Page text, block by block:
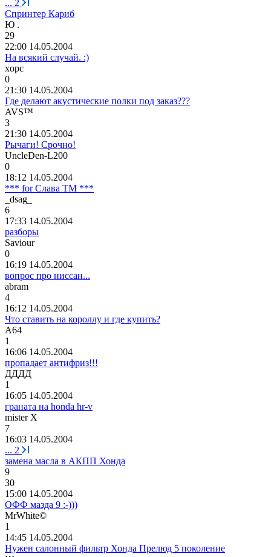
... 2
Спринтер Кариб
Ю .
29
22:00 14.05.2004
На всякий случай. :)
xopc
0
21:30 14.05.2004
Где делают акустические полки под заказ???
AVS™
3
21:30 14.05.2004
Рычаги! Срочно!
UncleDen-L200
0
18:12 14.05.2004
*** for Слава ТМ ***
_dsag_
6
17:33 14.05.2004
разборы
Saviour
0
16:19 14.05.2004
вопрос про ниссан...
abram
4
16:12 14.05.2004
Что ставить на короллу и где купить?
А64
1
16:06 14.05.2004
пропадает антифриз!!!
ДДДД
1
16:05 14.05.2004
граната на honda hr-v
mister X
7
16:03 14.05.2004
... 2
замена масла в АКПП Хонда
9
30
15:00 14.05.2004
ОФФ мазда 9 :-)))
MrWhite©
1
14:45 14.05.2004
Нужен салонный фильтр Хонда Прелюд 5 поколение